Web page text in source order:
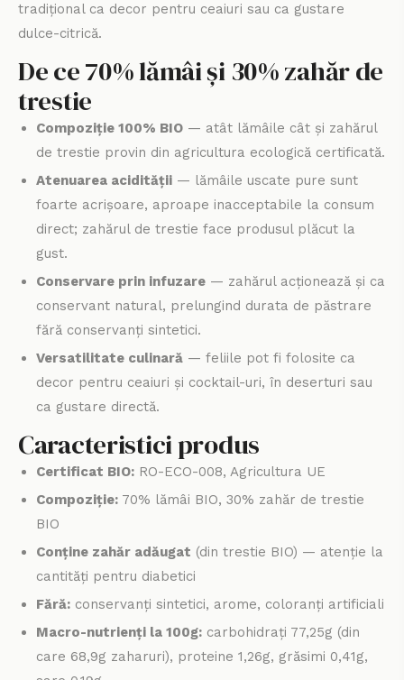
tradițional ca decor pentru ceaiuri sau ca gustare
dulce-citrică.
De ce 70% lămâi și 30% zahăr de
trestie
Compoziție 100% BIO — atât lămâile cât și zahărul
de trestie provin din agricultura ecologică certificată.
Atenuarea acidității — lămâile uscate pure sunt
foarte acrișoare, aproape inacceptabile la consum
direct; zahărul de trestie face produsul plăcut la
gust.
Conservare prin infuzare — zahărul acționează și ca
conservant natural, prelungind durata de păstrare
fără conservanți sintetici.
Versatilitate culinară — feliile pot fi folosite ca
decor pentru ceaiuri și cocktail-uri, în deserturi sau
ca gustare directă.
Caracteristici produs
Certificat BIO: RO-ECO-008, Agricultura UE
Compoziție: 70% lămâi BIO, 30% zahăr de trestie
BIO
Conține zahăr adăugat (din trestie BIO) — atenție la
cantități pentru diabetici
Fără: conservanți sintetici, arome, coloranți artificiali
Macro-nutrienți la 100g: carbohidrați 77,25g (din
care 68,9g zaharuri), proteine 1,26g, grăsimi 0,41g,